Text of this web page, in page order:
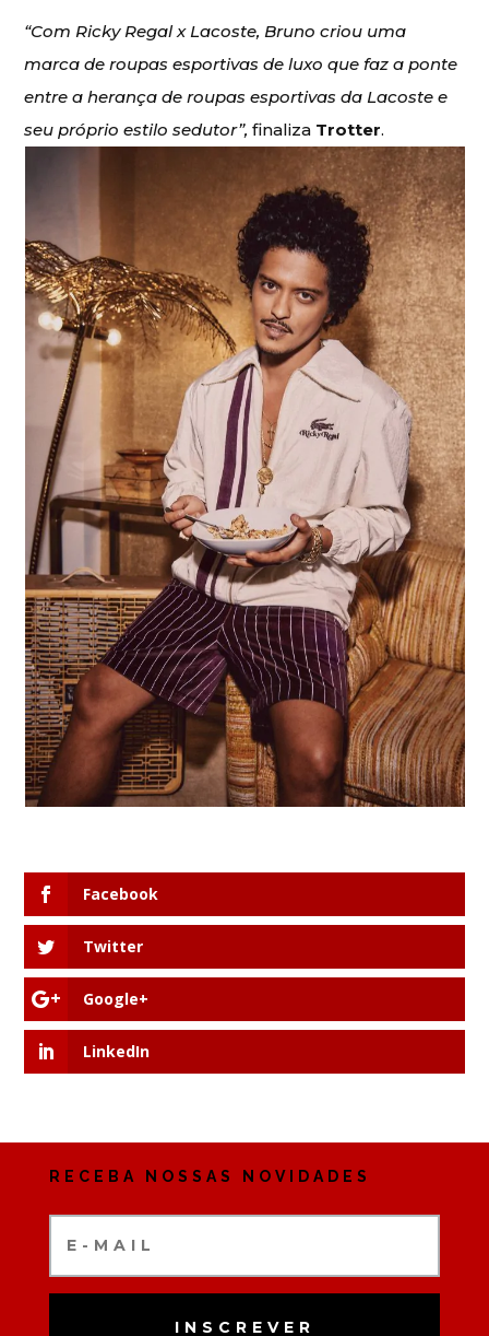
“Com Ricky Regal x Lacoste, Bruno criou uma
marca de roupas esportivas de luxo que faz a ponte
entre a herança de roupas esportivas da Lacoste e
seu próprio estilo sedutor”,finaliza Trotter.
Facebook
Twitter
Google+
LinkedIn
RECEBA NOSSAS NOVIDADES
INSCREVER